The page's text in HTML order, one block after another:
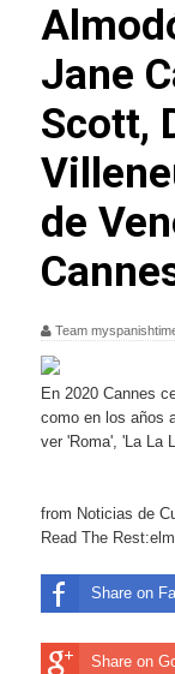
Jane
Scott,
de
Team
En 2020 Cannes
como en los años
ver 'Roma', 'La La
from Noticias de
Read The
Share on
Share on